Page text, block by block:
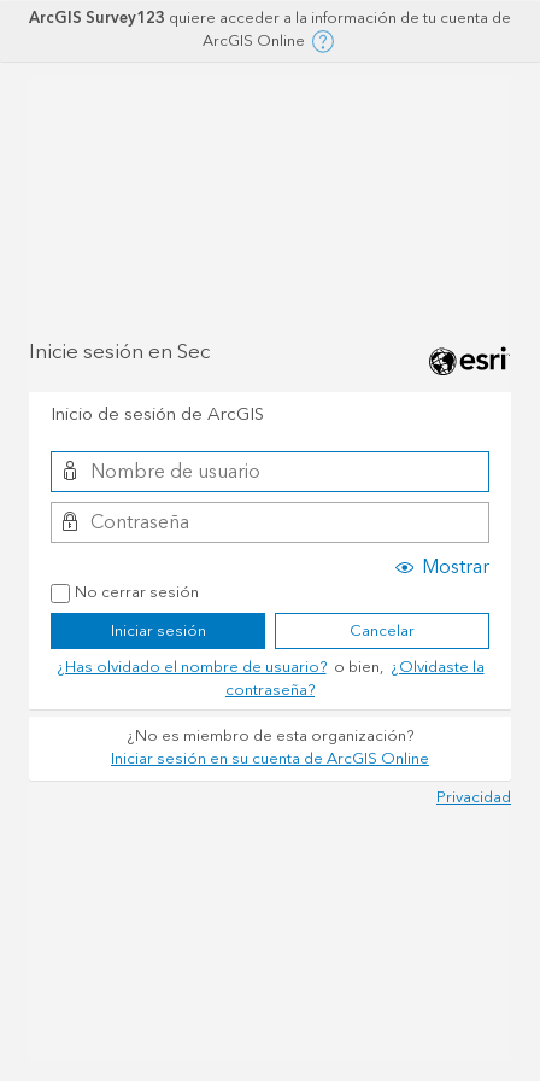
ArcGIS Survey123 quiere acceder a la información de tu cuenta de
ArcGIS Online
Inicie sesión en Sec
Inicio de sesión de ArcGIS
Mostrar
No cerrar sesión
Iniciar sesión
Cancelar
¿Has olvidado el nombre de usuario?o bien, ¿Olvidaste la
contraseña?
¿No es miembro de esta organización?
Iniciar sesión en su cuenta de ArcGIS Online
Privacidad